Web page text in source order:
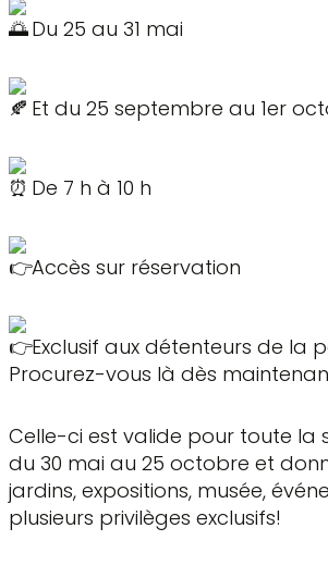
Du 25 au 31 mai
Et du 25 septembre au 1er
De 7 h à 10 h
Accès sur réservation
Exclusif aux détenteurs de la
Procurez-vous là dès
Celle-ci est valide pour toute la
du 30 mai au 25 octobre et
jardins, expositions, musée,
plusieurs privilèges exclusifs!